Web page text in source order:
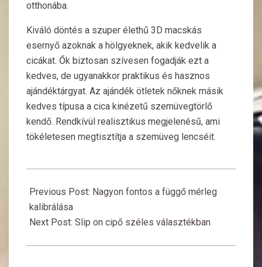
otthonába.
Kiváló döntés a szuper élethű 3D macskás
esernyő azoknak a hölgyeknek, akik kedvelik a
cicákat. Ők biztosan szívesen fogadják ezt a
kedves, de ugyanakkor praktikus és hasznos
ajándéktárgyat. Az ajándék ötletek nőknek másik
kedves típusa a cica kinézetű szemüvegtörlő
kendő. Rendkívül realisztikus megjelenésű, ami
tökéletesen megtisztítja a szemüveg lencséit.
03-
07
Previous Post: Nagyon fontos a függő mérleg
kalibrálása
Next Post: Slip on cipő széles választékban